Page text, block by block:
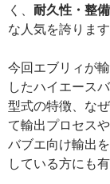
く、 耐久性・整
な人気を誇ります
今回エブリィが
したハイエース
型式の特徴、な
て輸出プロセス
バブエ向け輸出
している方にも